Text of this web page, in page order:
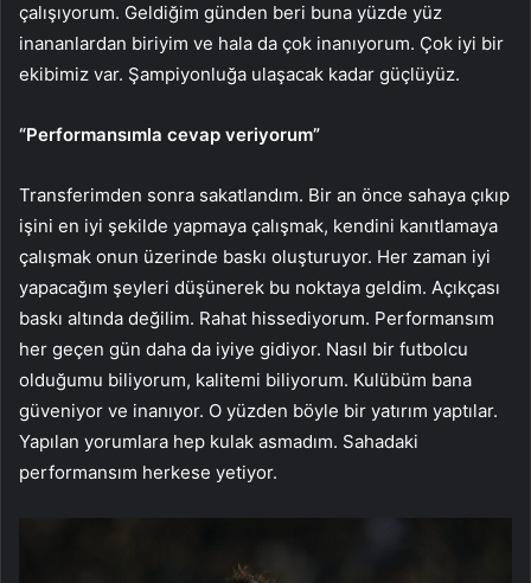
çalışıyorum. Geldiğim günden beri buna yüzde yüz
inananlardan biriyim ve hala da çok inanıyorum. Çok iyi bir
ekibimiz var. Şampiyonluğa ulaşacak kadar güçlüyüz.
“Performansımla cevap veriyorum”
Transferimden sonra sakatlandım. Bir an önce sahaya çıkıp
işini en iyi şekilde yapmaya çalışmak, kendini kanıtlamaya
çalışmak onun üzerinde baskı oluşturuyor. Her zaman iyi
yapacağım şeyleri düşünerek bu noktaya geldim. Açıkçası
baskı altında değilim. Rahat hissediyorum. Performansım
her geçen gün daha da iyiye gidiyor. Nasıl bir futbolcu
olduğumu biliyorum, kalitemi biliyorum. Kulübüm bana
güveniyor ve inanıyor. O yüzden böyle bir yatırım yaptılar.
Yapılan yorumlara hep kulak asmadım. Sahadaki
performansım herkese yetiyor.